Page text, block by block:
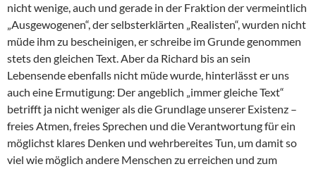
nicht wenige, auch und gerade in der Fraktion der vermeintlich
„Ausgewogenen“, der selbsterklärten „Realisten“, wurden nicht
müde ihm zu bescheinigen, er schreibe im Grunde genommen
stets den gleichen Text. Aber da Richard bis an sein
Lebensende ebenfalls nicht müde wurde, hinterlässt er uns
auch eine Ermutigung: Der angeblich „immer gleiche Text“
betrifft ja nicht weniger als die Grundlage unserer Existenz –
freies Atmen, freies Sprechen und die Verantwortung für ein
möglichst klares Denken und wehrbereites Tun, um damit so
viel wie möglich andere Menschen zu erreichen und zum